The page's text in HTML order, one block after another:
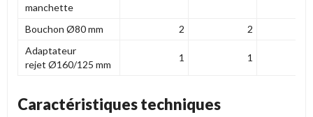
manchette
Bouchon Ø80 mm 2
2
Adaptateur
rejet Ø160/125 mm
1 1
Caractéristiques techniques